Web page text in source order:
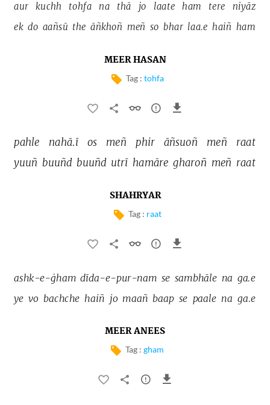
aur kuchh tohfa na thā jo laate ham tere
niyāz
ek do aañsū the āñkhoñ meñ so bhar laa.e haiñ ham
MEER HASAN
Tag : tohfa
pahle nahā.ī os meñ phir āñsuoñ meñ
raat
yuuñ buuñd buuñd utrī hamāre gharoñ meñ raat
SHAHRYAR
Tag : raat
ashk-e-ġham dīda-e-pur-nam se sambhāle na ga.e
ye vo bachche haiñ jo maañ baap se paale na ga.e
MEER ANEES
Tag : gham